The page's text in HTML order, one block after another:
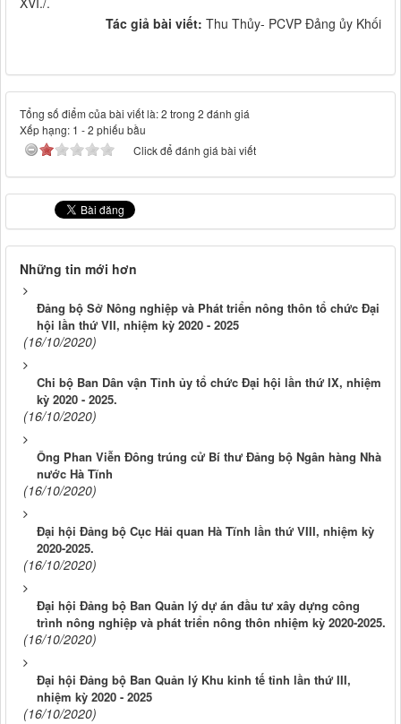
Tác giả bài viết: Thu Thủy- PCVP Đảng ủy Khối
Tổng số điểm của bài viết là: 2 trong 2 đánh giá
Xếp hạng: 1 -2 phiếu bầu
Click để đánh giá bài viết
Những tin mới hơn
Đảng bộ Sở Nông nghiệp và Phát triển nông thôn tổ chức Đại
hội lần thứ VII, nhiệm kỳ 2020 - 2025
(16/10/2020)
Chi bộ Ban Dân vận Tỉnh ủy tổ chức Đại hội lần thứ IX, nhiệm
kỳ 2020 - 2025.
(16/10/2020)
Ông Phan Viễn Đông trúng cử Bí thư Đảng bộ Ngân hàng Nhà
nước Hà Tĩnh
(16/10/2020)
Đại hội Đảng bộ Cục Hải quan Hà Tĩnh lần thứ VIII, nhiệm kỳ
2020-2025.
(16/10/2020)
Đại hội Đảng bộ Ban Quản lý dự án đầu tư xây dựng công
trình nông nghiệp và phát triển nông thôn nhiệm kỳ 2020-2025.
(16/10/2020)
Đại hội Đảng bộ Ban Quản lý Khu kinh tế tỉnh lần thứ III,
nhiệm kỳ 2020 - 2025
(16/10/2020)